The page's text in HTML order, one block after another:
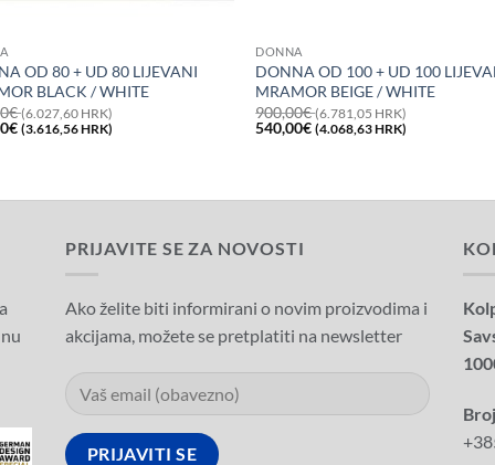
OD 80 + UD 80 LIJEVANI
BLACK / WHITE
€(6.027,60 HRK)
€(3.616,56 HRK)
HRK).
DONNA
DONNA OD 100 + UD 100
MRAMOR BEIGE / WHITE
900,00€(6.781,05 HRK)
Izvorna
cijena
(6.781,05
540,00€(4.068,63 HRK)
HRK).
PRIJAVITE SE ZA NOVOSTI
Ako želite biti informirani o novim proizvodima i
akcijama, možete se pretplatiti na newsletter